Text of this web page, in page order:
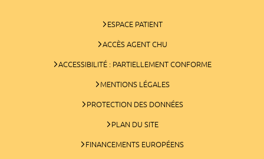
ESPACE PATIENT
ACCÈS AGENT CHU
ACCESSIBILITÉ : PARTIELLEMENT CONFORME
MENTIONS LÉGALES
PROTECTION DES DONNÉES
PLAN DU SITE
FINANCEMENTS EUROPÉENS